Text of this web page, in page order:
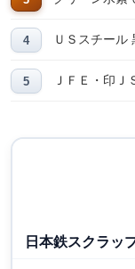
ＵＳスチー
ＪＦＥ・印
日本鉄スクラッ